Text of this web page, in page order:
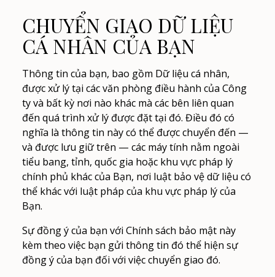
CHUYỂN GIAO DỮ LIỆU
CÁ NHÂN CỦA BẠN
Thông tin của bạn, bao gồm Dữ liệu cá nhân,
được xử lý tại các văn phòng điều hành của Công
ty và bất kỳ nơi nào khác mà các bên liên quan
đến quá trình xử lý được đặt tại đó. Điều đó có
nghĩa là thông tin này có thể được chuyển đến —
và được lưu giữ trên — các máy tính nằm ngoài
tiểu bang, tỉnh, quốc gia hoặc khu vực pháp lý
chính phủ khác của Bạn, nơi luật bảo vệ dữ liệu có
thể khác với luật pháp của khu vực pháp lý của
Bạn.
Sự đồng ý của bạn với Chính sách bảo mật này
kèm theo việc bạn gửi thông tin đó thể hiện sự
đồng ý của bạn đối với việc chuyển giao đó.